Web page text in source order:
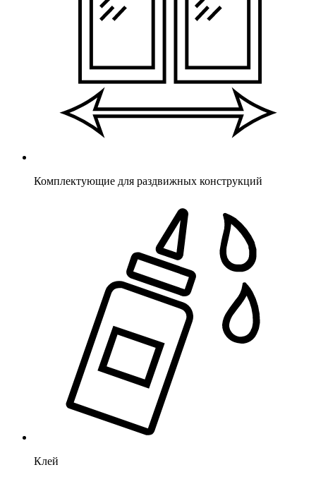
Комплектующие для раздвижных конструкций
Клей